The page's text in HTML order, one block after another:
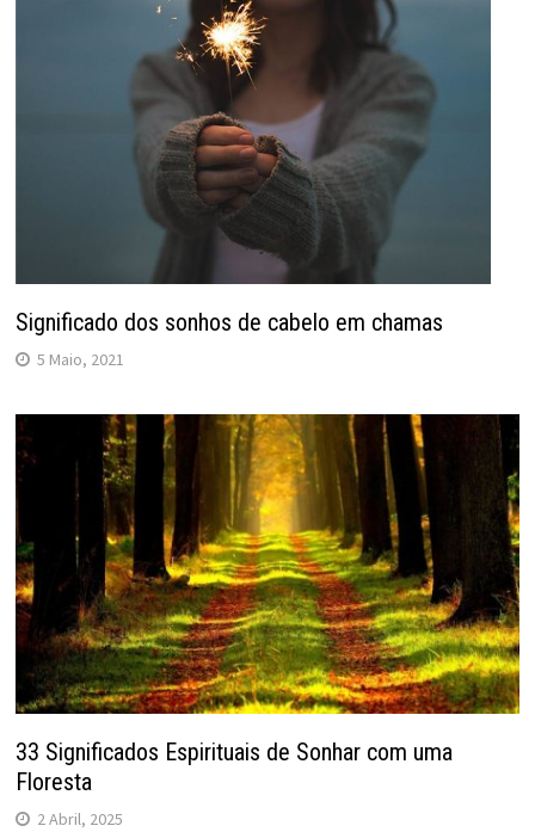
Significado dos sonhos de cabelo em chamas
5 Maio, 2021
33 Significados Espirituais de Sonhar com uma
Floresta
2 Abril, 2025